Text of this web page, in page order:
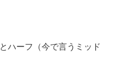
ハーフ（今で言うミッド